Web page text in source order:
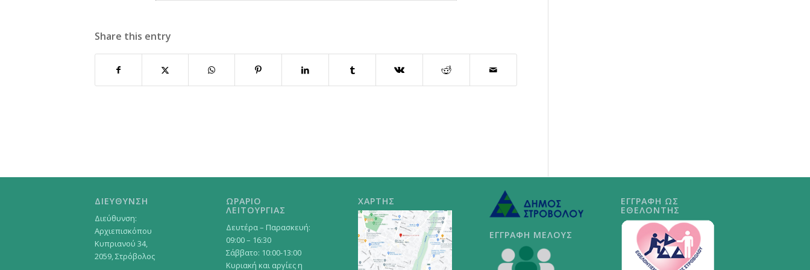
Share this entry
ΔΙΕΥΘΥΝΣΗ
Διεύθυνση:
Αρχιεπισκόπου
Κυπριανού 34,
2059, Στρόβολος
ΩΡΑΡΙΟ
ΛΕΙΤΟΥΡΓΙΑΣ
Δευτέρα – Παρασκευή:
09:00 – 16:30
Σάββατο: 10:00-13:00
Κυριακή και αργίες η
ΧΑΡΤΗΣ
ΕΓΓΡΑΦΗ ΜΕΛΟΥΣ
ΕΓΓΡΑΦΗ ΩΣ
ΕΘΕΛΟΝΤΗΣ